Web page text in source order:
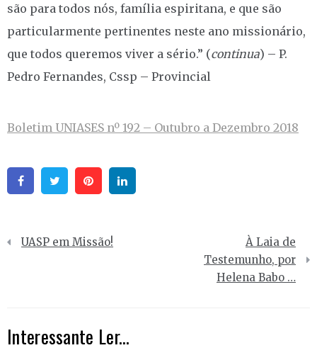
são para todos nós, família espiritana, e que são
particularmente pertinentes neste ano missionário,
que todos queremos viver a sério.” (continua) – P.
Pedro Fernandes, Cssp – Provincial
Boletim UNIASES nº 192 – Outubro a Dezembro 2018
FacebookTwitter Pinterest
Navegação
UASP em Missão!
À Laia de
Testemunho, por
Helena Babo …
Interessante Ler...